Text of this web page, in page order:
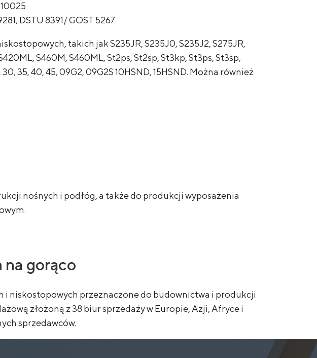
DSTU 8391/ GOST 5267
takich jak S235JR, S235J0, S235J2, S275JR,
S460M, S460ML, St2ps, St2sp, St3kp, St3ps, St3sp,
35, 40, 45, 09G2, 09G2S 10HSND, 15HSND. Można również
nośnych i podłóg, a także do produkcji wyposażenia
gorąco
niskostopowych przeznaczone do budownictwa i produkcji
złożoną z 38 biur sprzedaży w Europie, Azji, Afryce i
sprzedawców.